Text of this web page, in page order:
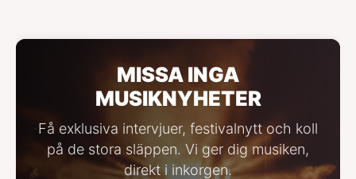
MISSA INGA
MUSIKNYHETER
Få exklusiva intervjuer, festivalnytt och koll
på de stora släppen. Vi ger dig musiken,
direkt i inkorgen.